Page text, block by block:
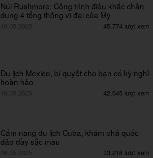
Núi Rushmore: Công trình điêu khắc chân
dung 4 tổng thống vĩ đại của Mỹ
16.05.2025 45,774 lượt xem
Du lịch Mexico, bí quyết cho bạn có kỳ nghỉ
hoàn hảo
16.05.2025 42,645 lượt xem
Cẩm nang du lịch Cuba, khám phá quốc
đảo đầy sắc màu
06.05.2025 33,218 lượt xem